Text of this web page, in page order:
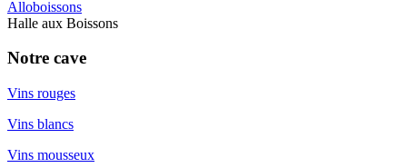
Alloboissons
Halle aux Boissons
Notre cave
Vins rouges
Vins blancs
Vins mousseux